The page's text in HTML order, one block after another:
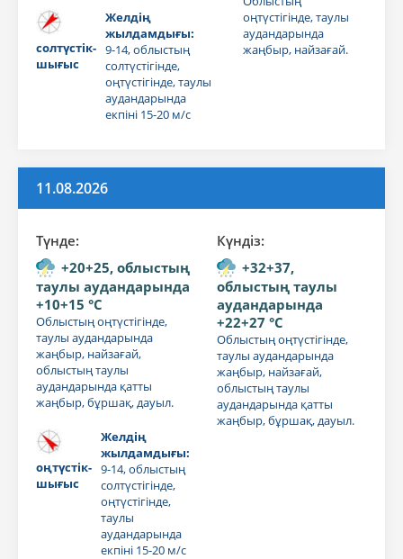
солтүстік-
шығыс
Желдің
жылдамдығы:
9-14, облыстың
солтүстігінде,
оңтүстігінде, таулы
аудандарында
екпіні 15-20 м/с
оңтүстігінде, таулы
аудандарында
жаңбыр, найзағай.
11.08.2026
Түнде:
+20+25, облыстың
таулы аудандарында
+10+15 °C
Облыстың оңтүстігінде,
таулы аудандарында
жаңбыр, найзағай,
облыстың таулы
аудандарында қатты
жаңбыр, бұршақ, дауыл.
оңтүстік-
шығыс
Желдің
жылдамдығы:
9-14, облыстың
солтүстігінде,
оңтүстігінде,
таулы
аудандарында
екпіні 15-20 м/с
Күндiз:
+32+37,
облыстың таулы
аудандарында
+22+27 °C
Облыстың оңтүстігінде,
таулы аудандарында
жаңбыр, найзағай,
облыстың таулы
аудандарында қатты
жаңбыр, бұршақ, дауыл.